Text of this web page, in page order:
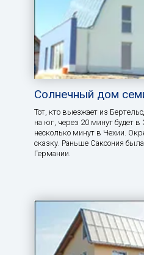
Солнечный дом
Тот, кто выезжает из
на юг, через 20 минут будет в
несколько минут в Чехии.
сказку. Раньше Саксония
Германии.